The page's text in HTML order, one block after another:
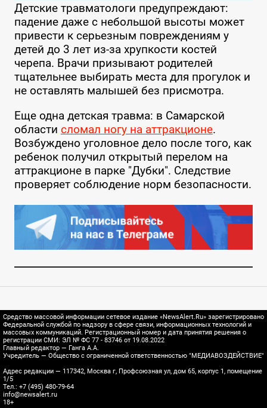
Детские травматологи предупреждают:
падение даже с небольшой высоты может
привести к серьезным повреждениям у
детей до 3 лет из-за хрупкости костей
черепа. Врачи призывают родителей
тщательнее выбирать места для прогулок и
не оставлять малышей без присмотра.
Еще одна детская травма: в Самарской
области сломал ногу на аттракционе.
Возбуждено уголовное дело после того, как
ребенок получил открытый перелом на
аттракционе в парке "Дубки". Следствие
проверяет соблюдение норм безопасности.
Средство массовой информации сетевое издание «NewsAlert.Ru» зарегистрировано
Федеральной службой по надзору в сфере связи, информационных технологий и
массовых коммуникаций. Регистрационный номер и дата принятия решения о
регистрации СМИ: ЭЛ № ФС 77 - 83746 от 19.08.2022
Главный редактор — Ганга А.А.
Учредитель — Общество с ограниченной ответственностью "МЕДИАВОЗДЕЙСТВИЕ"
Адрес редакции — 117342, Москва г, Профсоюзная ул, дом 65, корпус 1, помещение
1/5
Тел.: +7 (495) 480-79-64
info@newsalert.ru
18+